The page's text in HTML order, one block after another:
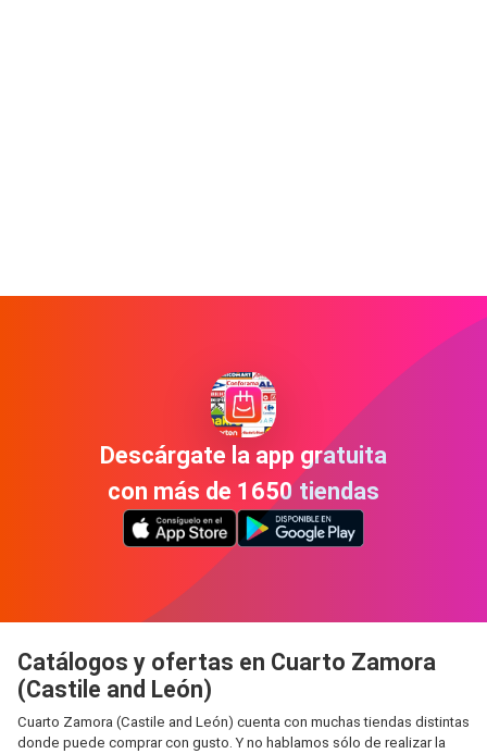
Descárgate la app gratuita
con más de 1650 tiendas
Catálogos y ofertas en Cuarto Zamora
(Castile and León)
Cuarto Zamora (Castile and León) cuenta con muchas tiendas distintas
donde puede comprar con gusto. Y no hablamos sólo de realizar la